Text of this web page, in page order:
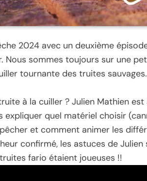
2024 avec un deuxième
Nous sommes toujours sur une
tournante des truites
à la cuiller ? Julien Mathien est
expliquer quel matériel choisir
et comment animer les
confirmé, les astuces de
fario étaient joueuses !!